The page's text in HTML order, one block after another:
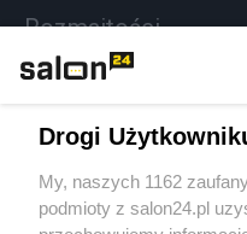
Rozmaitości
Sport
Społeczeństwo
Drogi
My, naszych 1162
podmioty z salon24.pl